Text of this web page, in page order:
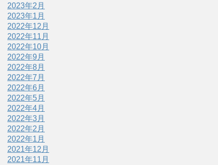
2023年2月
2023年1月
2022年12月
2022年11月
2022年10月
2022年9月
2022年8月
2022年7月
2022年6月
2022年5月
2022年4月
2022年3月
2022年2月
2022年1月
2021年12月
2021年11月